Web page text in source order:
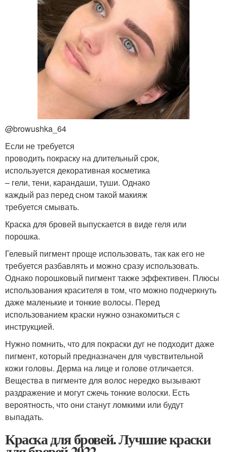
@browushka_64
Если не требуется
проводить покраску на длительный срок,
используется декоративная косметика
– гели, тени, карандаши, туши. Однако
каждый раз перед сном такой макияж
требуется смывать.
Краска для бровей выпускается в виде геля или
порошка.
Гелевый пигмент проще использовать, так как его не
требуется разбавлять и можно сразу использовать.
Однако порошковый пигмент также эффективен. Плюсы
использования красителя в том, что можно подчеркнуть
даже маленькие и тонкие волосы. Перед
использованием краски нужно ознакомиться с
инструкцией.
Нужно помнить, что для покраски дуг не подходит даже
пигмент, который предназначен для чувствительной
кожи головы. Дерма на лице и голове отличается.
Вещества в пигменте для волос нередко вызывают
раздражение и могут сжечь тонкие волоски. Есть
вероятность, что они станут ломкими или будут
выпадать.
Краска для бровей. Лучшие краски